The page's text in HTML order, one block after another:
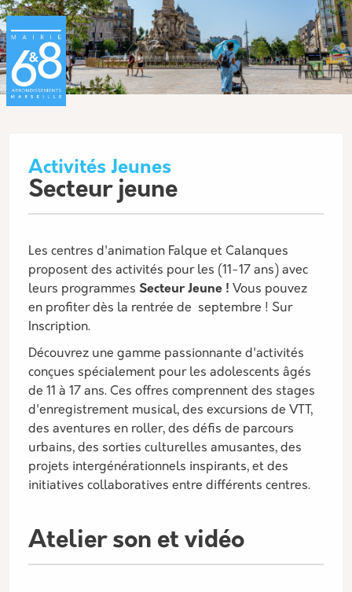
Aller au contenu principal
Activités Jeunes
Description
Secteur jeune
Les centres d'animation Falque et Calanques
proposent des activités pour les (11-17 ans) avec
leurs programmes Secteur Jeune ! Vous pouvez
en profiter dès la rentrée de septembre ! Sur
Inscription.
Découvrez une gamme passionnante d'activités
conçues spécialement pour les adolescents âgés
de 11 à 17 ans. Ces offres comprennent des stages
d'enregistrement musical, des excursions de VTT,
des aventures en roller, des défis de parcours
urbains, des sorties culturelles amusantes, des
projets intergénérationnels inspirants, et des
initiatives collaboratives entre différents centres.
Atelier son et vidéo
Panneau de gestion des cookies